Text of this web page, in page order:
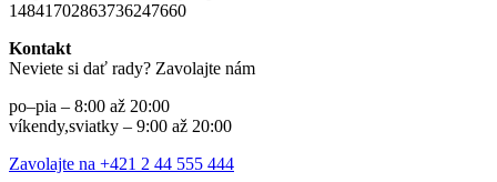
14841702863736247660
Kontakt
Neviete si dať rady? Zavolajte nám
po–pia – 8:00 až 20:00
víkendy,sviatky – 9:00 až 20:00
Zavolajte na +421 2 44 555 444